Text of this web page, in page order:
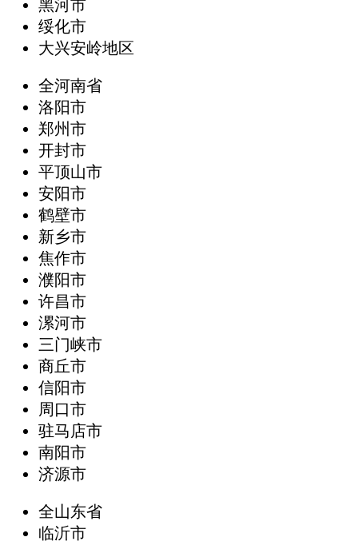
黑河市
绥化市
大兴安岭地区
全河南省
洛阳市
郑州市
开封市
平顶山市
安阳市
鹤壁市
新乡市
焦作市
濮阳市
许昌市
漯河市
三门峡市
商丘市
信阳市
周口市
驻马店市
南阳市
济源市
全山东省
临沂市